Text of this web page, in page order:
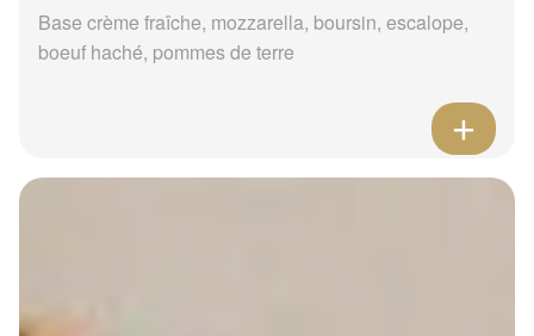
Base crème fraîche, mozzarella, boursin, escalope,
boeuf haché, pommes de terre